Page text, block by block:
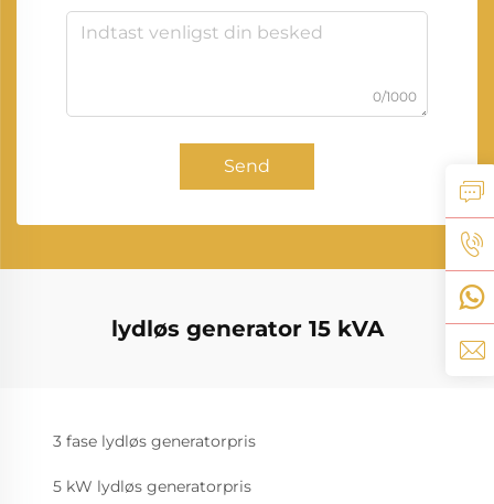
0/1000
Send
lydløs generator 15 kVA
3 fase lydløs generatorpris
5 kW lydløs generatorpris